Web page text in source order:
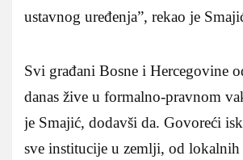
ustavnog uređenja”, rekao je
Svi građani Bosne i Hercegovine
danas žive u formalno-pravnom
je Smajić, dodavši da. Govoreći
sve institucije u zemlji, od